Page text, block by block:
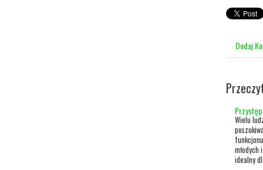
Dodaj
Wielu
młodych
idealny